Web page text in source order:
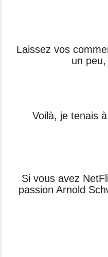
Laissez vos
un
Voilà, je tenais
Si vous avez
passion Arnold